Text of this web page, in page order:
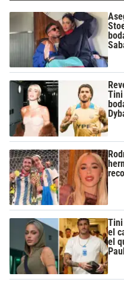
Tini
el
el
Paul